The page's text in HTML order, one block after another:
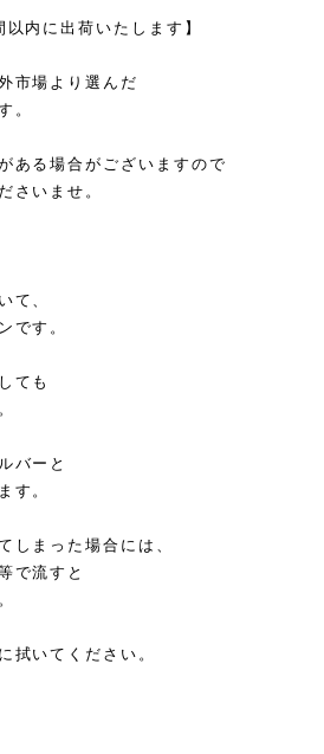
以内に出荷いたします】
市場より選んだ
。
ある場合がございますので
さいませ。
て、
です。
ても
バーと
す。
しまった場合には、
で流すと
拭いてください。